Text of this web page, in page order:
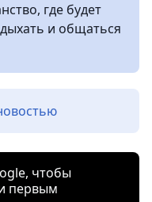
где будет
и общаться
чтобы
первым